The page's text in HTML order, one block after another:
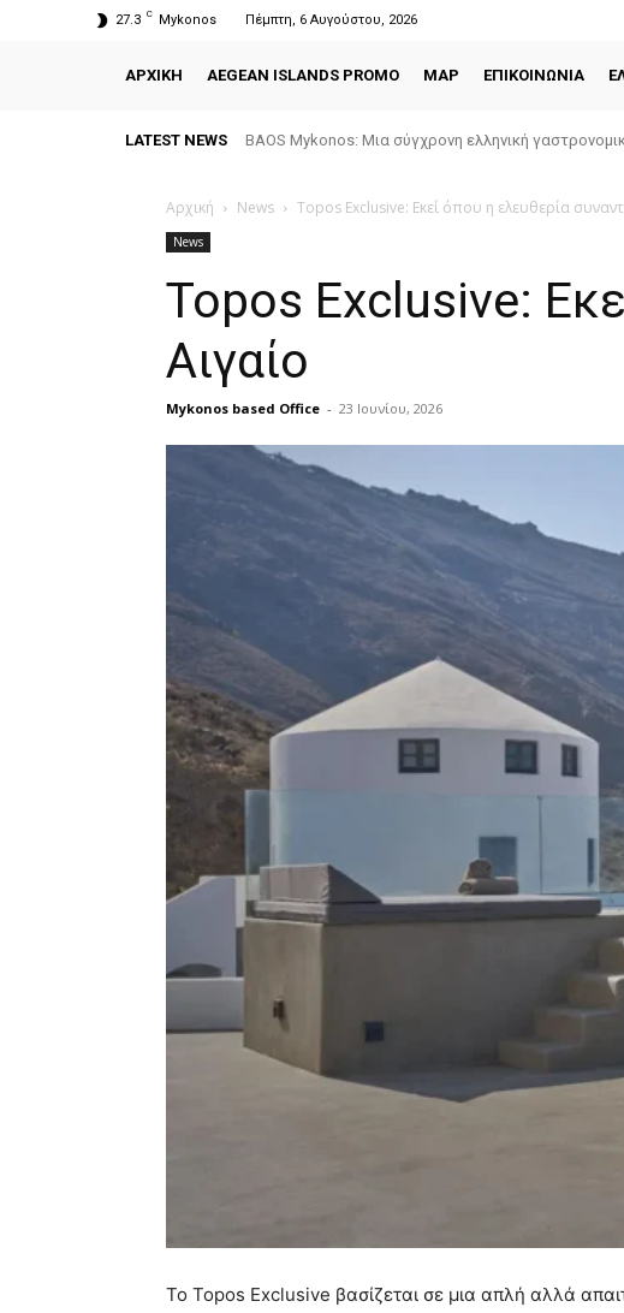
27.3 C Mykonos Πέμπτη, 6 Αυγούστου, 2026
ΑΡΧΙΚΗ AEGEAN ISLANDS PROMO MAP ΕΠΙΚΟΙΝΩΝΙΑ
LATEST NEWS BAOS Mykonos: Μια σύγχρονη ελληνική
Αρχική News Topos Exclusive: Εκεί όπου η ελευθερία
News
Topos Exclusive:
Αιγαίο
Mykonos based Office - 23 Ιουνίου, 2026
Το Topos Exclusive βασίζεται σε μια απλή αλλά